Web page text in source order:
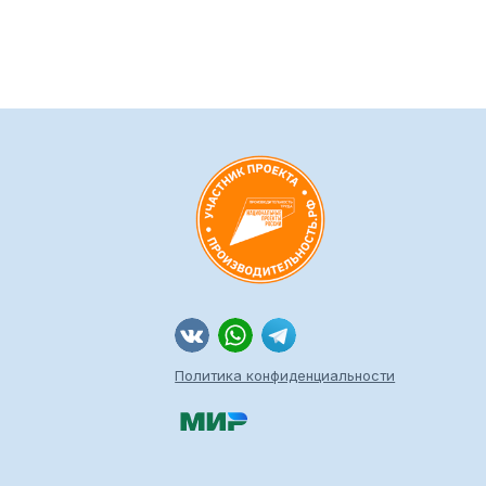
Политика конфиденциальности